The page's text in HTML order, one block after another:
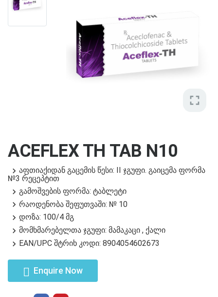
fullscreen
ACEFLEX TH TAB N10
აფთიაქიდან გაცემის წესი: II ჯგუფი. გაიცემა ფორმა
№3 რეცეპტით
გამოშვების ფორმა: ტაბლეტი
რაოდენობა შეფუთვაში: № 10
დოზა: 100/4 მგ
მომხმარებელთა ჯგუფი: მამაკაცი , ქალი
EAN/UPC შტრიხ კოდი: 8904054602673
Enquire Now